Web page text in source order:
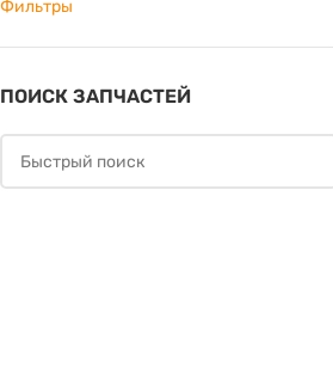
Фильтры
ПОИСК ЗАПЧАСТЕЙ